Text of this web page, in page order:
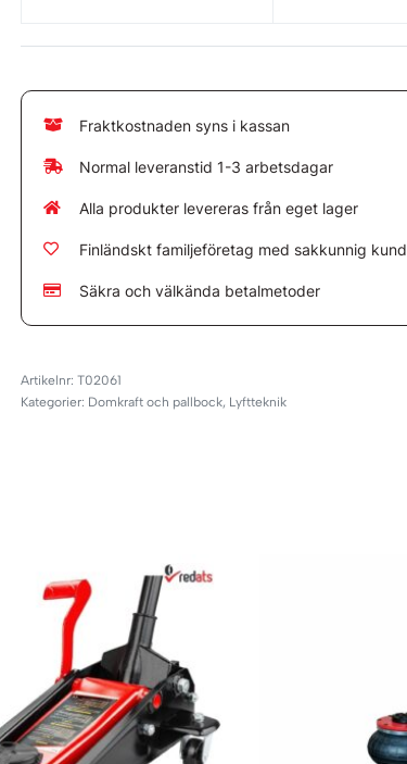
Fraktkostnaden syns i kassan
Normal leveranstid 1-3 arbetsdagar
Alla produkter levereras från eget lager
Finländskt familjeföretag med sakkunnig
Säkra och välkända betalmetoder
T02061
Kategorier: Domkraft och pallbock, Lyftteknik